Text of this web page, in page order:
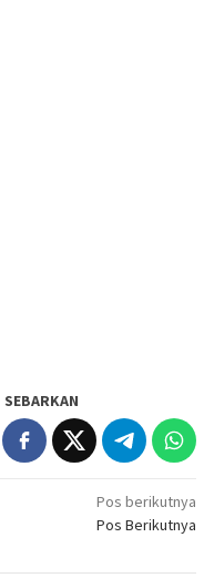
SEBARKAN
Pos berikutnya
Pos Berikutnya